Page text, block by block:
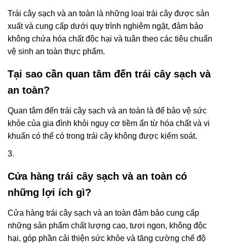
Trái cây sạch và an toàn là những loại trái cây được sản
xuất và cung cấp dưới quy trình nghiêm ngặt, đảm bảo
không chứa hóa chất độc hại và tuân theo các tiêu chuẩn
vệ sinh an toàn thực phẩm.
Tại sao cần quan tâm đến trái cây sạch và
an toàn?
Quan tâm đến trái cây sạch và an toàn là để bảo vệ sức
khỏe của gia đình khỏi nguy cơ tiềm ẩn từ hóa chất và vi
khuẩn có thể có trong trái cây không được kiểm soát.
3.
Cửa hàng trái cây sạch và an toàn có
những lợi ích gì?
Cửa hàng trái cây sạch và an toàn đảm bảo cung cấp
những sản phẩm chất lượng cao, tươi ngon, không độc
hại, góp phần cải thiện sức khỏe và tăng cường chế độ